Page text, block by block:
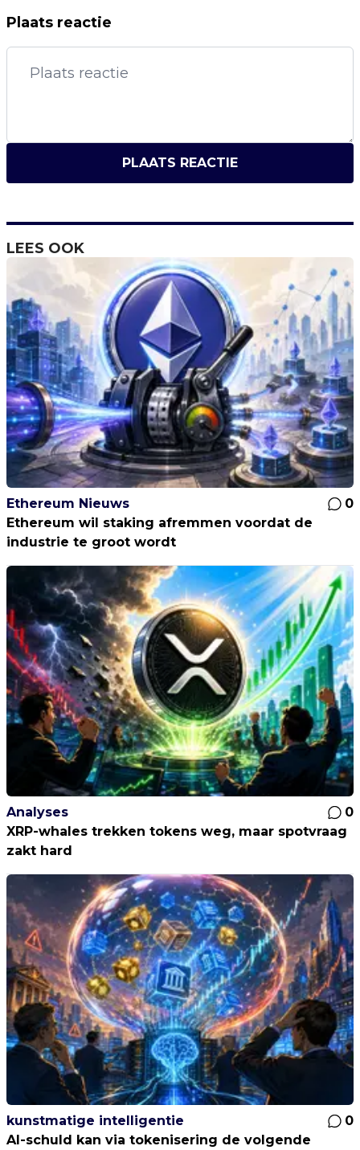
Plaats reactie
PLAATS REACTIE
LEES OOK
Ethereum Nieuws
0
Ethereum wil staking afremmen voordat de
industrie te groot wordt
Analyses
0
XRP-whales trekken tokens weg, maar spotvraag
zakt hard
kunstmatige intelligentie
0
AI-schuld kan via tokenisering de volgende